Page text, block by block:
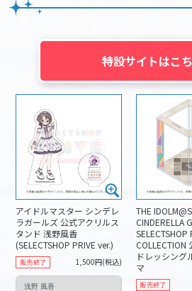
特設サイトはこ
アイドルマスター シンデレ
ラガールズ 公式アクリルス
タンド 浅野風香
(SELECTSHOP PRIVE ver.)
1,500円(税込)
販売終了
THE
CINDERELLA
SELECTSHOP
COLLECTION
ドレッシング
マ
販売終了